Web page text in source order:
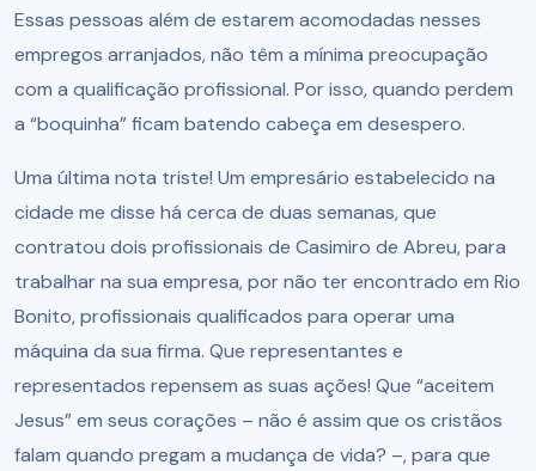
Essas pessoas além de estarem acomodadas nesses
empregos arranjados, não têm a mínima preocupação
com a qualificação profissional. Por isso, quando perdem
a “boquinha” ficam batendo cabeça em desespero.
Uma última nota triste! Um empresário estabelecido na
cidade me disse há cerca de duas semanas, que
contratou dois profissionais de Casimiro de Abreu, para
trabalhar na sua empresa, por não ter encontrado em Rio
Bonito, profissionais qualificados para operar uma
máquina da sua firma. Que representantes e
representados repensem as suas ações! Que “aceitem
Jesus” em seus corações – não é assim que os cristãos
falam quando pregam a mudança de vida? –, para que